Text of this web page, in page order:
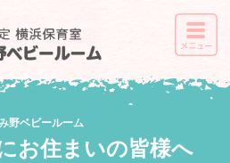
野ベビールーム
お住まいの皆様へ